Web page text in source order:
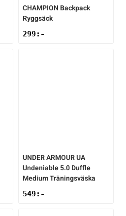
CHAMPION Backpack
Ryggsäck
299 :-
UNDER ARMOURUA
Undeniable 5.0 Duffle
Medium Träningsväska
549 :-